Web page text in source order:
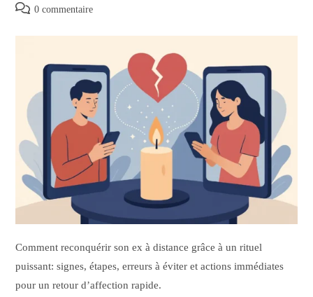
0 commentaire
Comment reconquérir son ex à distance grâce à un rituel
puissant: signes, étapes, erreurs à éviter et actions immédiates
pour un retour d’affection rapide.